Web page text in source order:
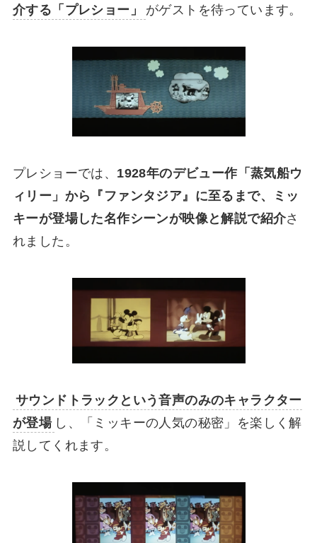
介する「プレショー」
がゲストを待っています。
プレショーでは、 1928年のデビュー作「蒸気船ウ
ィリー」から『ファンタジア』に至るまで、ミッ
キーが登場した名作シーンが映像と解説で紹介さ
れました。
サウンドトラックという音声のみのキャラクター
が登場 し、「ミッキーの人気の秘密」を楽しく解
説してくれます。